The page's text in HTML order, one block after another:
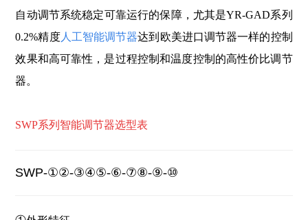
自动调节系统稳定可靠运行的保障，尤其是YR-GAD系列
0.2%精度人工智能调节器达到欧美进口调节器一样的控制
效果和高可靠性，是过程控制和温度控制的高性价比调节
器。
SWP系列智能调节器选型表
SWP-①②-③④⑤-⑥-⑦⑧-⑨-⑩